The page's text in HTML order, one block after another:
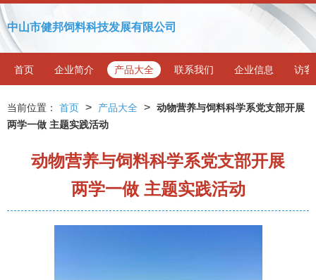
中山市健邦饲料科技发展有限公司
首页 企业简介 产品大全 联系我们 企业信息 访客
当前位置： 首页 > 产品大全 > 动物营养与饲料科学系党支部开展
两学一做 主题实践活动
动物营养与饲料科学系党支部开展
两学一做 主题实践活动